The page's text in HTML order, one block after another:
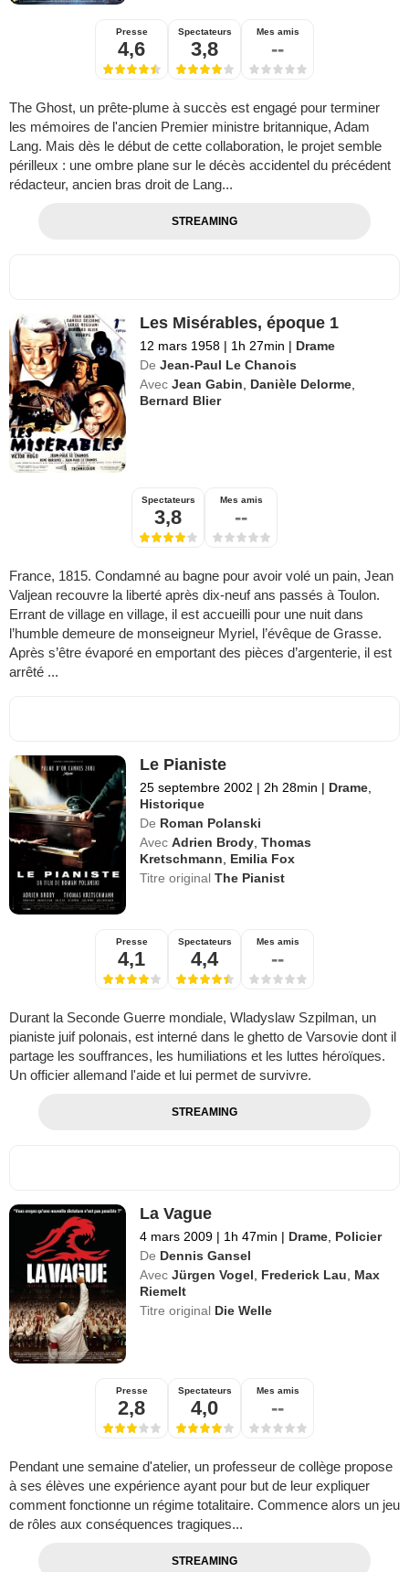
Presse
4,6
Spectateurs
3,8
Mes amis
--
The Ghost, un prête-plume à succès est engagé pour terminer
les mémoires de l'ancien Premier ministre britannique, Adam
Lang. Mais dès le début de cette collaboration, le projet semble
périlleux : une ombre plane sur le décès accidentel du précédent
rédacteur, ancien bras droit de Lang...
STREAMING
Les Misérables, époque 1
12 mars 1958 | 1h 27min | Drame
De Jean-Paul Le Chanois
Avec Jean Gabin, Danièle Delorme,
Bernard Blier
Spectateurs
3,8
Mes amis
--
France, 1815. Condamné au bagne pour avoir volé un pain, Jean
Valjean recouvre la liberté après dix-neuf ans passés à Toulon.
Errant de village en village, il est accueilli pour une nuit dans
l’humble demeure de monseigneur Myriel, l’évêque de Grasse.
Après s’être évaporé en emportant des pièces d’argenterie, il est
arrêté ...
Le Pianiste
25 septembre 2002 | 2h 28min | Drame,
Historique
De Roman Polanski
Avec Adrien Brody,Thomas
Kretschmann, Emilia Fox
Titre originalThe Pianist
Presse
4,1
Spectateurs
4,4
Mes amis
--
Durant la Seconde Guerre mondiale, Wladyslaw Szpilman, un
pianiste juif polonais, est interné dans le ghetto de Varsovie dont il
partage les souffrances, les humiliations et les luttes héroïques.
Un officier allemand l'aide et lui permet de survivre.
STREAMING
La Vague
4 mars 2009 | 1h 47min | Drame, Policier
De Dennis Gansel
Avec Jürgen Vogel, Frederick Lau, Max
Riemelt
Titre original Die Welle
Presse
2,8
Spectateurs
4,0
Mes amis
--
Pendant une semaine d'atelier, un professeur de collège propose
à ses élèves une expérience ayant pour but de leur expliquer
comment fonctionne un régime totalitaire. Commence alors un jeu
de rôles aux conséquences tragiques...
STREAMING